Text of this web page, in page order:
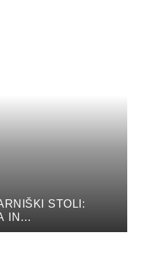
STOLI:
IN
PISARNI